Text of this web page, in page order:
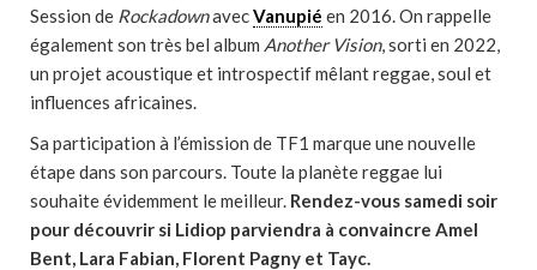
Session de RockadownavecVanupié en 2016. On rappelle
également son très bel album Another Vision, sorti en 2022,
un projet acoustique et introspectif mêlant reggae, soul et
influences africaines.
Sa participation à l’émission de TF1 marque une nouvelle
étape dans son parcours. Toute la planète reggae lui
souhaite évidemment le meilleur. Rendez-vous samedi soir
pour découvrir si Lidiop parviendra à convaincre Amel
Bent, Lara Fabian, Florent Pagny et Tayc.